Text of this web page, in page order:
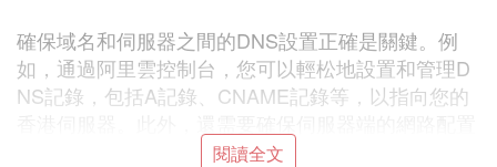
確保域名和伺服器之間的DNS設置正確是關鍵。例
如，通過阿里雲控制台，您可以輕松地設置和管理D
NS記錄，包括A記錄、CNAME記錄等，以指向您的
正確，防火牆設置允許外部訪問。
閱讀全文